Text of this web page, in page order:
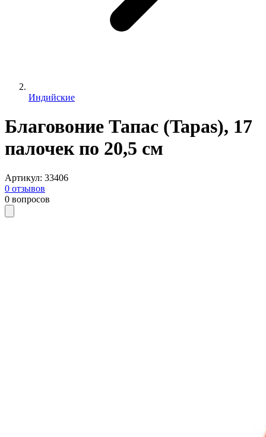
Индийские
Благовоние Тапас (Tapas), 17
палочек по 20,5 см
Артикул: 33406
0 отзывов
0 вопросов